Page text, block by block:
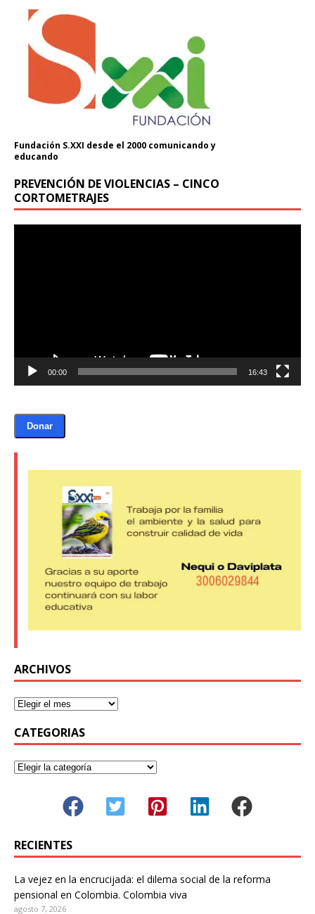
Fundación S.XXI desde el 2000 comunicando y
educando
PREVENCIÓN DE VIOLENCIAS – CINCO
CORTOMETRAJES
00:00 16:43
Introduce la cantidad (USD):
Donar
ARCHIVOS
CATEGORIAS
RECIENTES
La vejez en la encrucijada: el dilema social de la reforma
pensional en Colombia. Colombia viva
agosto 7, 2026